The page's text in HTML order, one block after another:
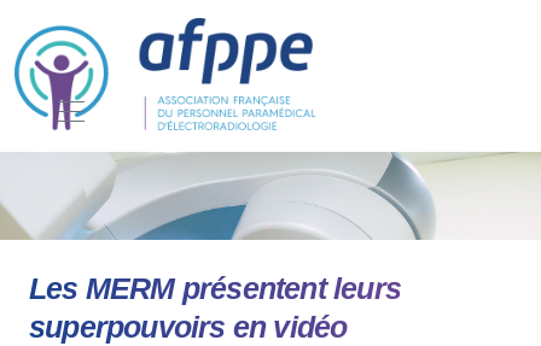
Les MERM présentent leurs
superpouvoirs en vidéo